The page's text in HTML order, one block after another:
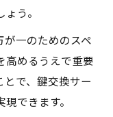
う。
が一のためのスペ
高めるうえで重要
とで、鍵交換サー
できます。